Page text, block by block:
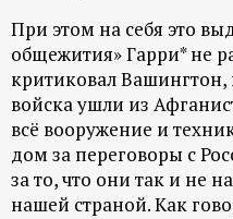
При этом на себя это
общежития» Гарри* не
критиковал
войска ушли из
всё вооружение и
дом за переговоры с
за то, что они так и не
нашей страной. Как